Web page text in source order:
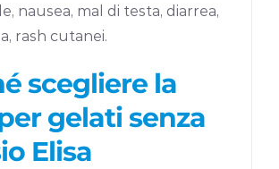
nausea, mal di testa, diarrea,
rash cutanei.
scegliere la
gelati senza
Elisa